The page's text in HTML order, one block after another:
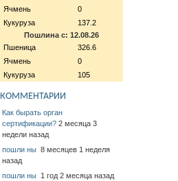
Ячмень
0
Кукуруза
137.2
Пошлина с: 12.08.26
Пшеница
326.6
Ячмень
0
Кукуруза
105
КОММЕНТАРИИ
Как бырать орган
сертификации? 2 месяца 3
недели назад
пошли ны 8 месяцев 1 неделя
назад
пошли ны 1 год 2 месяца назад